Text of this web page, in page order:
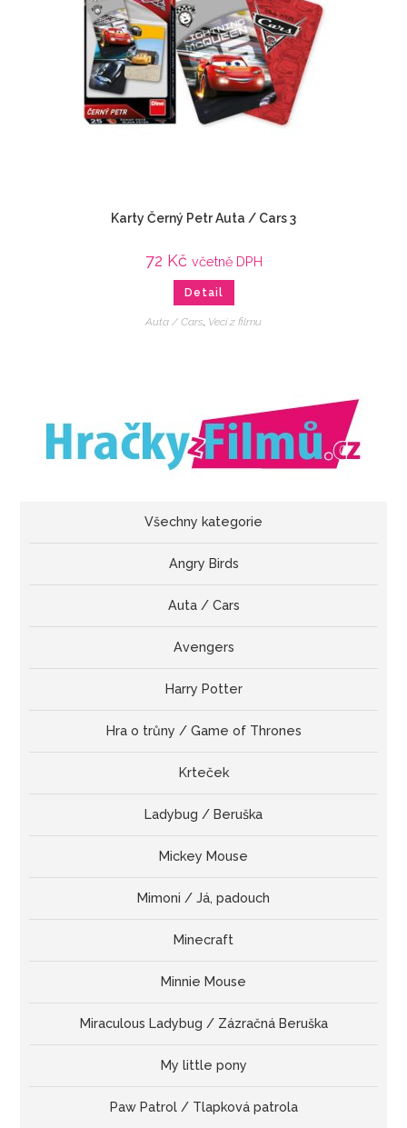
Karty Černý Petr Auta / Cars 3
72 Kč včetně DPH
Detail
Auta / Cars, Veci z filmu
Všechny kategorie
Angry Birds
Auta / Cars
Avengers
Harry Potter
Hra o trůny / Game of Thrones
Krteček
Ladybug / Beruška
Mickey Mouse
Mimoni / Já, padouch
Minecraft
Minnie Mouse
Miraculous Ladybug / Zázračná Beruška
My little pony
Paw Patrol / Tlapková patrola